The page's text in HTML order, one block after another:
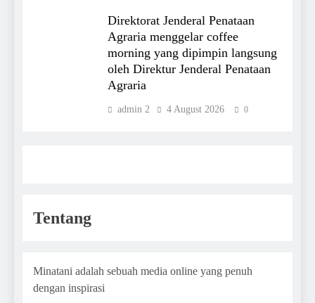
Direktorat Jenderal Penataan
Agraria menggelar coffee
morning yang dipimpin langsung
oleh Direktur Jenderal Penataan
Agraria
admin 2 4 August 2026 0
Tentang
Minatani adalah sebuah media online yang penuh
dengan inspirasi